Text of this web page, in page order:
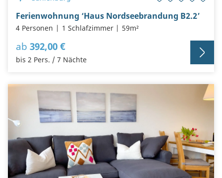
Ferienwohnung ‘Haus Nordseebrandung B2.2’
4 Personen 1 Schlafzimmer 59m²
ab 392,00 €
bis 2 Pers. / 7 Nächte